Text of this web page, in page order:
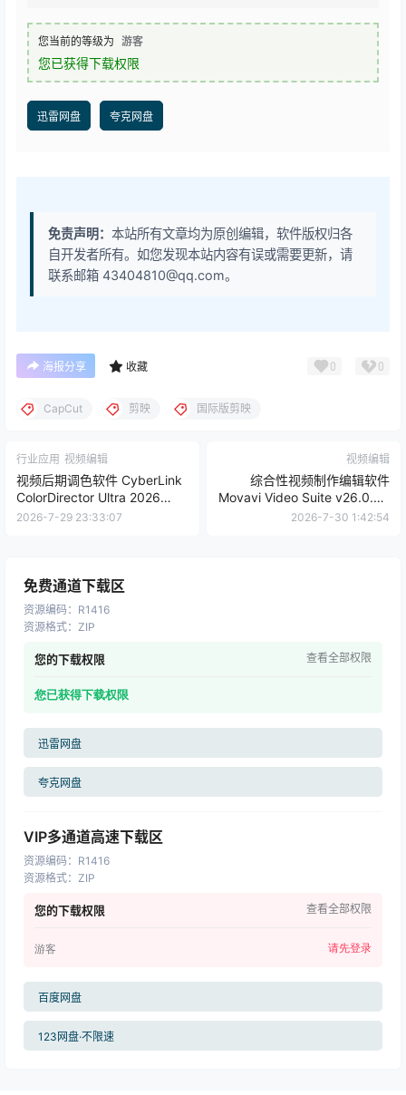
您当前的等级为 游客
您已获得下载权限
迅雷网盘 夸克网盘
免责声明： 本站所有文章均为原创编辑，软件版权归各
自开发者所有。如您发现本站内容有误或需要更新，请
联系邮箱 43404810@qq.com。
海报分享 收藏 0 0
CapCut 剪映 国际版剪映
行业应用 视频编辑
视频后期调色软件 CyberLink
ColorDirector Ultra 2026
v14.7.6720.0 | 软件个锤子 |
2026-7-29 23:33:07
视频编辑
综合性视频制作编辑软件
Movavi Video Suite v26.0.0 |
软件个锤子 | R5086
2026-7-30 1:42:54
免费通道下载区
资源编码： R1416
资源格式： ZIP
您的下载权限 查看全部权限
您已获得下载权限
迅雷网盘
夸克网盘
VIP多通道高速下载区
资源编码： R1416
资源格式： ZIP
您的下载权限 查看全部权限
游客 请先登录
百度网盘
123网盘·不限速